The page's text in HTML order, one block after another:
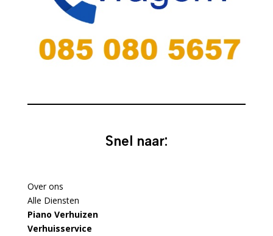
Snel naar:
Over ons
Alle Diensten
Piano Verhuizen
Verhuisservice